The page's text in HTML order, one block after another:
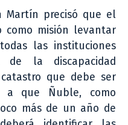
Martín precisó que el
como misión levantar
las instituciones
la discapacidad
que debe ser
a que Ñuble, como
más de un año de